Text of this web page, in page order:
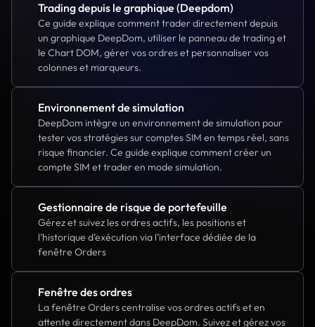
Trading depuis le graphique (Deepdom)
Ce guide explique comment trader directement depuis
un graphique DeepDom, utiliser le panneau de trading et
le Chart DOM, gérer vos ordres et personnaliser vos
colonnes et marqueurs.
Environnement de simulation
DeepDom intègre un environnement de simulation pour
tester vos stratégies sur comptes SIM en temps réel, sans
risque financier. Ce guide explique comment créer un
compte SIM et trader en mode simulation.
Gestionnaire de risque de portefeuille
Gérez et suivez les ordres actifs, les positions et
l’historique d’exécution via l’interface dédiée de la
fenêtre Orders
Fenêtre des ordres
La fenêtre Orders centralise vos ordres actifs et en
attente directement dans DeepDom. Suivez et gérez vos